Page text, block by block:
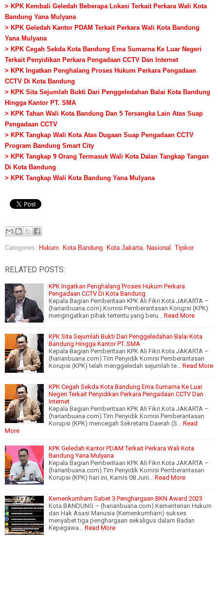
> KPK Kembali Geledah Beberapa Lokasi Terkait Perkara Wali Kota
Bandung Yana Mulyana
> KPK Geledah Kantor PDAM Terkait Perkara Wali Kota Bandung
Yana Mulyana
> KPK Cegah Sekda Kota Bandung Ema Sumarna Ke Luar Negeri
Terkait Penyidikan Perkara Pengadaan CCTV Dan Internet
> KPK Ingatkan Penghalang Proses Hukum Perkara Pengadaan
CCTV Di Kota Bandung
> KPK Sita Sejumlah Bukti Dari Penggeledahan Balai Kota Bandung
Hingga Kantor PT. SMA
> KPK Tahan Wali Kota Bandung Dan 5 Tersangka Lain Atas Suap
Pengadaan CCTV
> KPK Tangkap Wali Kota Atas Dugaan Suap Pengadaan CCTV
Program Bandung Smart City
> KPK Tangkap 9 Orang Termasuk Wali Kota Dalan Tangkap Tangan
Di Kota Bandung
> KPK Tangkap Wali Kota Bandung Yana Mulyana
Categories: Hukum Kota Bandung Kota Jakarta Nasional Tipikor
RELATED POSTS:
KPK Ingatkan Penghalang Proses Hukum Perkara
Pengadaan CCTV Di Kota Bandung
Kepala Bagian Pemberitaan KPK Ali Fikri.Kota JAKARTA –
(harianbuana.com).Komisi Pemberantasan Korupsi (KPK)
mengingatkan pihak tertentu yang beru…
Read More
KPK Sita Sejumlah Bukti Dari Penggeledahan Balai Kota
Bandung Hingga Kantor PT. SMA
Kepala Bagian Pemberitaan KPK Ali Fikri.Kota JAKARTA –
(harianbuana.com).Tim Penyidik Komisi Pemberantasan
Korupsi (KPK) telah menggeledah sejumlah te…
Read More
KPK Cegah Sekda Kota Bandung Ema Sumarna Ke Luar
Negeri Terkait Penyidikan Perkara Pengadaan CCTV Dan
Internet
Kepala Bagian Pemberitaan KPK Ali Fikri.Kota JAKARTA –
(harianbuana.com).Tim Penyidik Komisi Pemberantasan
Korupsi (KPK) mencegah Sekretaris Daerah (S…
Read
More
KPK Geledah Kantor PDAM Terkait Perkara Wali Kota
Bandung Yana Mulyana
Kepala Bagian Pemberitaan KPK Ali Fikri.Kota JAKARTA –
(harianbuana.com).Tim Penyidik Komisi Pemberantasan
Korupsi (KPK) hari ini, Kamis 08 Juni…
Read More
Kemenkumham Sabet 3 Penghargaan BKN Award 2023
Kota BANDUNG – (harianbuana.com).Kementerian Hukum
dan Hak Asasi Manusia (Kemenkumham) sukses
menyabet tiga penghargaan sekaligus dalam Badan
Kepegawa…
Read More